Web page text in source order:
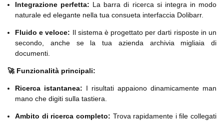
Integrazione perfetta: La barra di ricerca si integra in modo
naturale ed elegante nella tua consueta interfaccia Dolibarr.
Fluido e veloce: Il sistema è progettato per darti risposte in un
secondo, anche se la tua azienda archivia migliaia di
documenti.
🚀 Funzionalità principali:
Ricerca istantanea: I risultati appaiono dinamicamente man
mano che digiti sulla tastiera.
Ambito di ricerca completo: Trova rapidamente i file collegati